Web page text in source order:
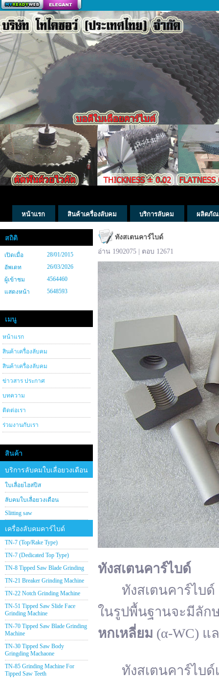
สร้างเว็บ
หน้าแรก สินค้าเครื่องลับคม บริการลับคม ผลิตภัณ
สถิติ
เปิดเมื่อ
28/01/2015
อัพเดท
26/03/2026
ผู้เข้าชม
4564460
แสดงหน้า
5648593
เมนู
หน้าแรก
สินค้าเครื่องลับคม
สินค้าเครื่องลับคม
ข่าวสาร ประกาศ
บทความ
ติดต่อเรา
ร่วมงานกับเรา
สินค้า
บริการลับคมใบเลื่อยวงเดือน
ใบเลื่อยไฮสปีส
ลับคมใบเลื่อยวงเดือน
Slitting saw
เครื่องลับคมคาร์ไบด์
TN-7 (Top/Rake Type)
TN-7 (Dedicated Top Type)
TN-8 Tipped Saw Blade Grinding
TN-21 Breaker Grinding Machine
TN-22 Notch Grinding Machine
TN-51 Tipped Saw Slide Face
Grinding Machine
TN-70 Tipped Saw Blade Grinding
Machine
TN-30 Tipped Saw Body
Gringding Machaone
TN-85 Grinding Machine For
Tipped Saw Teeth
ทังสเตนคาร์ไบด์
อ่าน 1902075 | ตอบ 12671
ทังสเตนคาร์ไบด์
ทังสเตนคาร์ไบด์ (
ในรูปพื้นฐานจะมีลัก
หกเหลี่ยม (α-WC) แ
ทังสเตนคาร์ไบด์เ